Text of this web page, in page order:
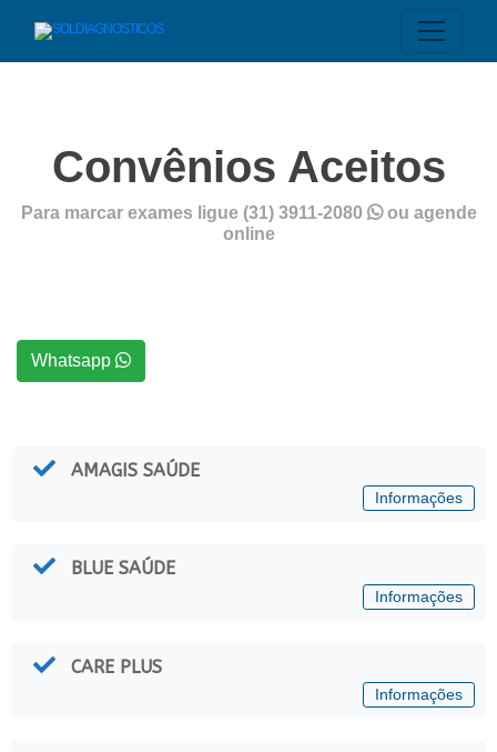
Convênios Aceitos
Para marcar exames ligue (31) 3911-2080
ou agende
online
Whatsapp
AMAGIS SAÚDE
Informações
BLUE SAÚDE
Informações
CARE PLUS
Informações